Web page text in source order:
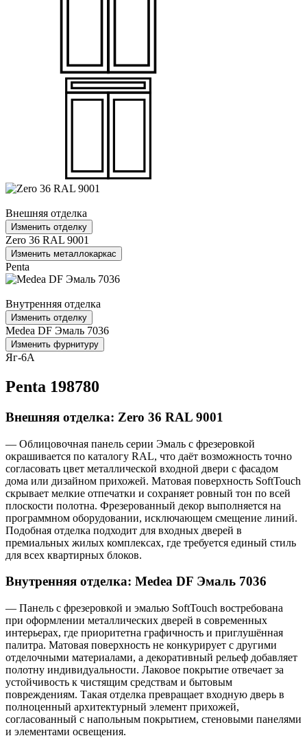
Внешняя отделка
Изменить отделку
Zero 36 RAL 9001
Изменить металлокаркас
Penta
Внутренняя отделка
Изменить отделку
Medea DF Эмаль 7036
Изменить фурнитуру
Яг-6А
Penta 198780
Внешняя отделка: Zero 36 RAL 9001
— Облицовочная панель серии Эмаль с фрезеровкой
окрашивается по каталогу RAL, что даёт возможность точно
согласовать цвет металлической входной двери с фасадом
дома или дизайном прихожей. Матовая поверхность SoftTouch
скрывает мелкие отпечатки и сохраняет ровный тон по всей
плоскости полотна. Фрезерованный декор выполняется на
программном оборудовании, исключающем смещение линий.
Подобная отделка подходит для входных дверей в
премиальных жилых комплексах, где требуется единый стиль
для всех квартирных блоков.
Внутренняя отделка: Medea DF Эмаль 7036
— Панель с фрезеровкой и эмалью SoftTouch востребована
при оформлении металлических дверей в современных
интерьерах, где приоритетна графичность и приглушённая
палитра. Матовая поверхность не конкурирует с другими
отделочными материалами, а декоративный рельеф добавляет
полотну индивидуальности. Лаковое покрытие отвечает за
устойчивость к чистящим средствам и бытовым
повреждениям. Такая отделка превращает входную дверь в
полноценный архитектурный элемент прихожей,
согласованный с напольным покрытием, стеновыми панелями
и элементами освещения.